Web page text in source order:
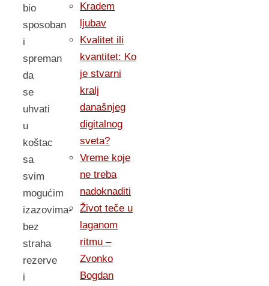
bio
sposoban
i
spreman
da
se
uhvati
u
koštac
sa
svim
mogućim
izazovima-
bez
straha
rezerve
i
Kradem
ljubav
Kvalitet ili
kvantitet: Ko
je stvarni
kralj
današnjeg
digitalnog
sveta?
Vreme koje
ne treba
nadoknaditi
Život teče u
laganom
ritmu –
Zvonko
Bogdan